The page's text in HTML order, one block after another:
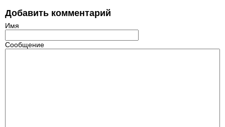
Добавить комментарий
Имя
Сообщение